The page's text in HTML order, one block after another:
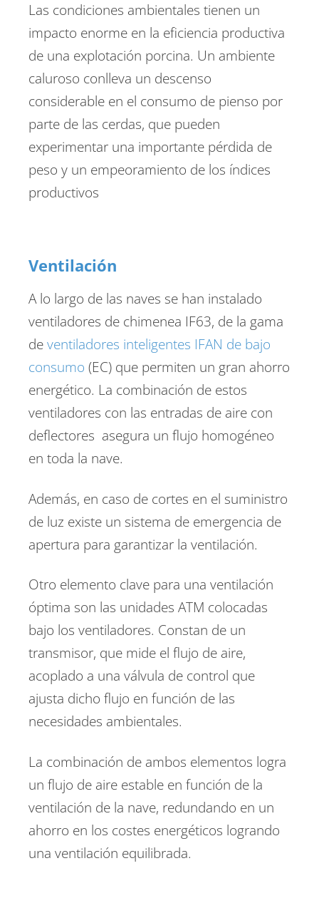
Las condiciones ambientales tienen un
impacto enorme en la eficiencia productiva
de una explotación porcina. Un ambiente
caluroso conlleva un descenso
considerable en el consumo de pienso por
parte de las cerdas, que pueden
experimentar una importante pérdida de
peso y un empeoramiento de los índices
productivos
Ventilación
A lo largo de las naves se han instalado
ventiladores de chimenea IF63, de la gama
deventiladores inteligentes IFAN de bajo
consumo (EC) que permiten un gran ahorro
energético. La combinación de estos
ventiladores con las entradas de aire con
deflectores asegura un flujo homogéneo
en toda la nave.
Además, en caso de cortes en el suministro
de luz existe un sistema de emergencia de
apertura para garantizar la ventilación.
Otro elemento clave para una ventilación
óptima son las unidades ATM colocadas
bajo los ventiladores. Constan de un
transmisor, que mide el flujo de aire,
acoplado a una válvula de control que
ajusta dicho flujo en función de las
necesidades ambientales.
La combinación de ambos elementos logra
un flujo de aire estable en función de la
ventilación de la nave, redundando en un
ahorro en los costes energéticos logrando
una ventilación equilibrada.